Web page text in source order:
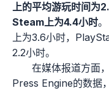
上的平均游玩时间为
Steam上为4.4小时
上为3.6小时，
2.2小时。
在媒体报道方面
Press Engine的数据